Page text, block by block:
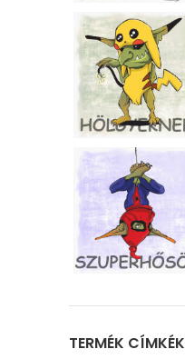
TERMÉK CÍMKÉK